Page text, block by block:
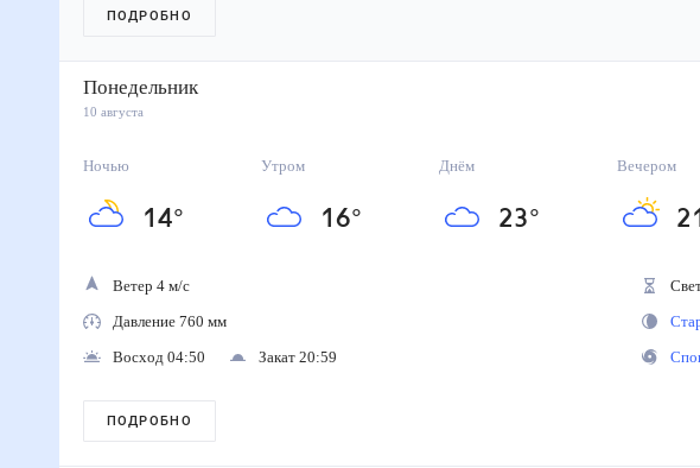
ПОДРОБНО
Понедельник
10 августа
Ночью
14°
Утром
16°
Днём
23°
Вечером
21
Ветер 4 м/с
Давление 760 мм
Восход 04:50
Закат 20:59
ПОДРОБНО